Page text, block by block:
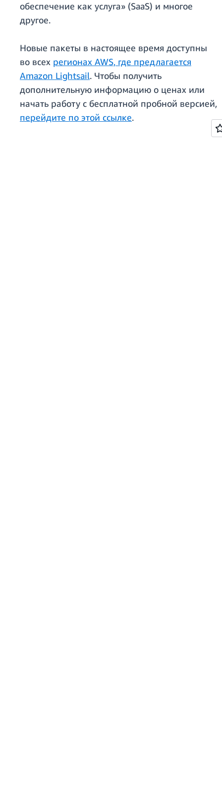
обеспечение как услуга» (SaaS) и многое
другое.
Новые пакеты в настоящее время доступны
во всех регионах AWS, где предлагается
Amazon Lightsail. Чтобы получить
дополнительную информацию о ценах или
начать работу с бесплатной пробной версией,
перейдите по этой ссылке.